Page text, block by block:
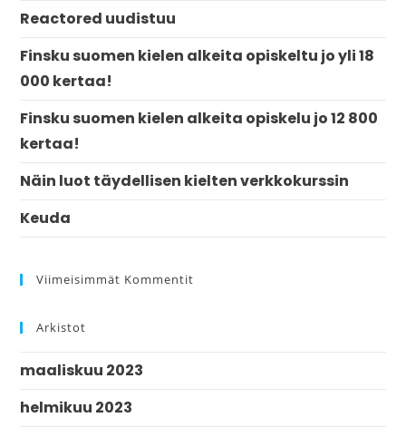
Reactored uudistuu
Finsku suomen kielen alkeita opiskeltu jo yli 18
000 kertaa!
Finsku suomen kielen alkeita opiskelu jo 12 800
kertaa!
Näin luot täydellisen kielten verkkokurssin
Keuda
Viimeisimmät Kommentit
Arkistot
maaliskuu 2023
helmikuu 2023